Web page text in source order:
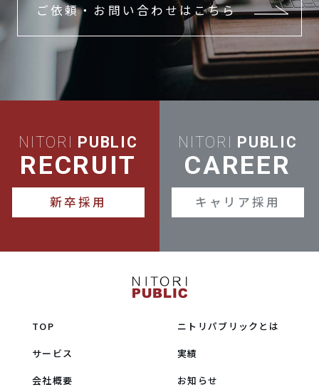
ご依頼・お問い合わせはこちら
NITORI PUBLIC
RECRUIT
新卒採用
NITORI PUBLIC
CAREER
キャリア採用
TOP
ニトリパブリックとは
サービス
実績
会社概要
お知らせ